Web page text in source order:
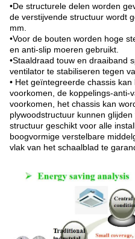
•De structurele delen worden
de verstijvende structuur wordt
mm.
•Voor de bouten worden hoge
en anti-slip moeren gebruikt.
•Staaldraad touw en draaiband
ventilator te stabiliseren tegen
• Het geïntegreerde chassis
voorkomen, de koppelings-anti-
voorkomen, het chassis kan
plywoodstructuur kunnen
structuur geschikt voor alle
boogvormige verstelbare
vlak van het schaalblad te